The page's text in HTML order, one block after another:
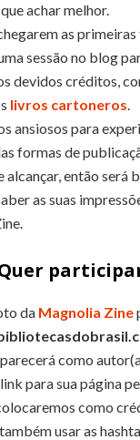
achar melhor.
as
sessão no blog
devidos créditos,
livros cartoneros.
ansiosos para
formas de
então será
as suas
da Magnolia Zine
como
para sua página
como
usar as